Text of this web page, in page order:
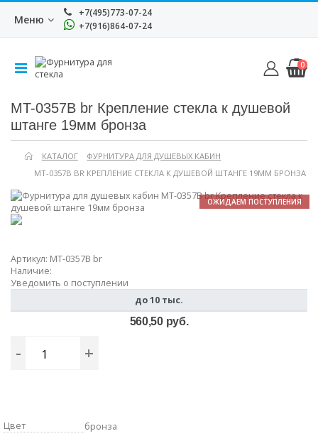
Меню
+7(495)773-07-24
+7(916)864-07-24
0
MT-0357B br Крепление стекла к душевой
штанге 19мм бронза
КАТАЛОГ
ФУРНИТУРА ДЛЯ ДУШЕВЫХ КАБИН
MT-0357B BR КРЕПЛЕНИЕ СТЕКЛА К ДУШЕВОЙ ШТАНГЕ 19ММ БРОНЗА
ОЖИДАЕМ ПОСТУПЛЕНИЯ
Артикул: MT-0357B br
Наличие:
Уведомить о поступлении
до 10 тыс.
560,50 руб.
- +
Цвет
бронза